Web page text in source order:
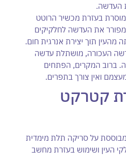
העדשה.
בעזרת מכשיר הרוטט
מפורר את העדשה לחלקיקים
מהעין תוך יצירת אנרגית חום.
העכורה, מושתלת עדשה
ברוב המקרים, הפתחים
ואין צורך בתפרים.
קטרקט
על סריקה תלת מימדית
העין ושימוש בעזרת מחשב